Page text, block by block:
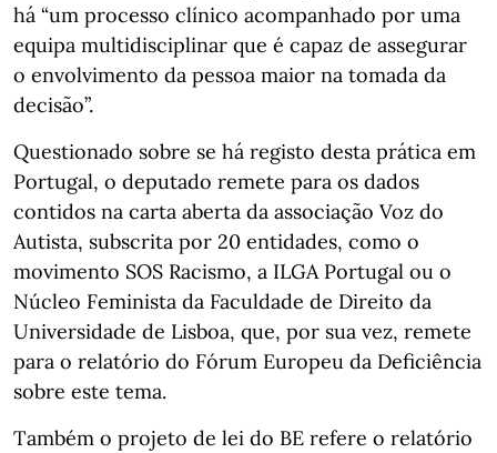
há “um processo clínico acompanhado por uma
equipa multidisciplinar que é capaz de assegurar
o envolvimento da pessoa maior na tomada da
decisão”.
Questionado sobre se há registo desta prática em
Portugal, o deputado remete para os dados
contidos na carta aberta da associação Voz do
Autista, subscrita por 20 entidades, como o
movimento SOS Racismo, a ILGA Portugal ou o
Núcleo Feminista da Faculdade de Direito da
Universidade de Lisboa, que, por sua vez, remete
para o relatório do Fórum Europeu da Deficiência
sobre este tema.
Também o projeto de lei do BE refere o relatório